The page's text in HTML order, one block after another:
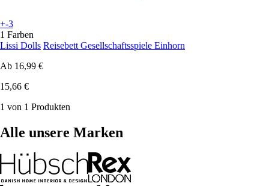
+-3
1 Farben
Lissi Dolls Reisebett Gesellschaftsspiele Einhorn
Ab 16,99 €
15,66 €
1 von 1 Produkten
Alle unsere Marken